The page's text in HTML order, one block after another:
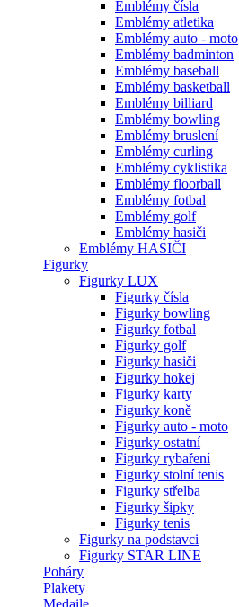
Emblémy čísla
Emblémy atletika
Emblémy auto - moto
Emblémy badminton
Emblémy baseball
Emblémy basketball
Emblémy billiard
Emblémy bowling
Emblémy bruslení
Emblémy curling
Emblémy cyklistika
Emblémy floorball
Emblémy fotbal
Emblémy golf
Emblémy hasiči
Emblémy HASIČI
Figurky
Figurky LUX
Figurky čísla
Figurky bowling
Figurky fotbal
Figurky golf
Figurky hasiči
Figurky hokej
Figurky karty
Figurky koně
Figurky auto - moto
Figurky ostatní
Figurky rybaření
Figurky stolní tenis
Figurky střelba
Figurky šipky
Figurky tenis
Figurky na podstavci
Figurky STAR LINE
Poháry
Plakety
Medaile